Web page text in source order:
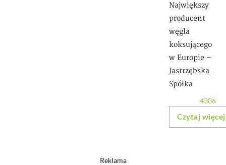
Największy
producent
węgla
koksującego
w Europie –
Jastrzębska
Spółka
4306
Czytaj więcej
Reklama